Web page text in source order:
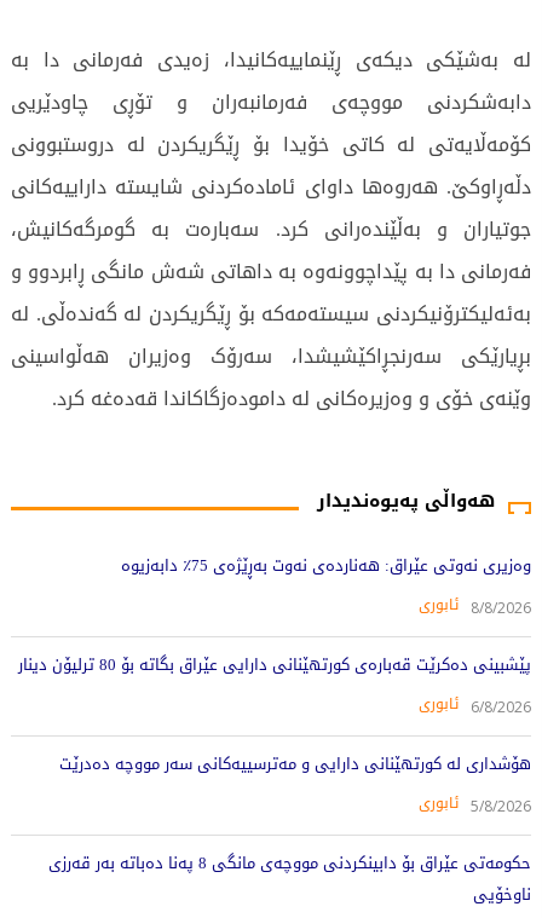
هەواڵی پەیوەندیدار
وەزیری نەوتی عێراق: هەناردەی نەوت بەڕێژەی 75٪ دابەزیوە
8/8/2026 ئابوری
پێشبینی دەکرێت قەبارەی کورتهێنانی دارایی عێراق بگاتە بۆ 80 ترلیۆن دینار
6/8/2026 ئابوری
هۆشداری لە کورتهێنانی دارایی و مەترسییەکانی سەر مووچە دەدرێت
5/8/2026 ئابوری
حکومەتی عێراق بۆ دابینکردنی مووچەی مانگی 8 پەنا دەباتە بەر قەرزی
ناوخۆیی
لە بەشێکی دیکەی ڕێنماییەکانیدا، زەیدی فەرمانی دا بە
دابەشکردنی مووچەی فەرمانبەران و تۆڕی چاودێریی
کۆمەڵایەتی لە کاتی خۆیدا بۆ ڕێگریکردن لە دروستبوونی
دڵەڕاوکێ. هەروەها داوای ئامادەکردنی شایستە داراییەکانی
جوتیاران و بەڵێندەرانی کرد. سەبارەت بە گومرگەکانیش،
فەرمانی دا بە پێداچوونەوە بە داهاتی شەش مانگی ڕابردوو و
بەئەلیکترۆنیکردنی سیستەمەکە بۆ ڕێگریکردن لە گەندەڵی. لە
بڕیارێکی سەرنجڕاکێشیشدا، سەرۆک وەزیران هەڵواسینی
وێنەی خۆی و وەزیرەکانی لە دامودەزگاکاندا قەدەغە کرد.